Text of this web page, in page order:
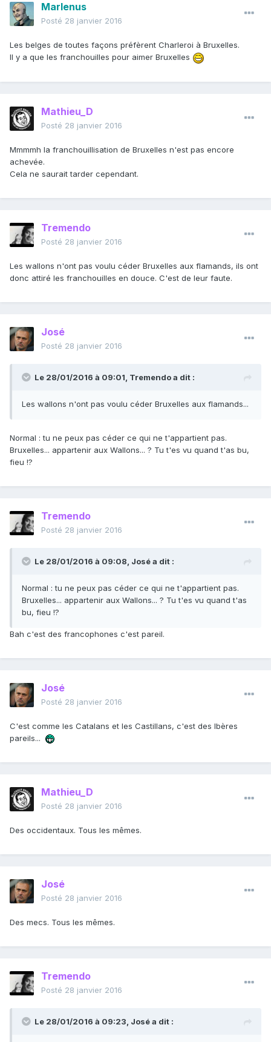
Marlenus
Posté 28 janvier 2016
Les belges de toutes façons préfèrent Charleroi à Bruxelles.
Il y a que les franchouilles pour aimer Bruxelles
Mathieu_D
Posté 28 janvier 2016
Mmmmh la franchouillisation de Bruxelles n'est pas encore
achevée.
Cela ne saurait tarder cependant.
Tremendo
Posté 28 janvier 2016
Les wallons n'ont pas voulu céder Bruxelles aux flamands, ils ont
donc attiré les franchouilles en douce. C'est de leur faute.
José
Posté 28 janvier 2016
Le 28/01/2016 à 09:01, Tremendo a dit :
Les wallons n'ont pas voulu céder Bruxelles aux flamands...
Normal : tu ne peux pas céder ce qui ne t'appartient pas.
Bruxelles... appartenir aux Wallons... ? Tu t'es vu quand t'as bu,
fieu !?
Tremendo
Posté 28 janvier 2016
Le 28/01/2016 à 09:08, José a dit :
Normal : tu ne peux pas céder ce qui ne t'appartient pas.
Bruxelles... appartenir aux Wallons... ? Tu t'es vu quand t'as
bu, fieu !?
Bah c'est des francophones c'est pareil.
José
Posté 28 janvier 2016
C'est comme les Catalans et les Castillans, c'est des Ibères
pareils...
Mathieu_D
Posté 28 janvier 2016
Des occidentaux. Tous les mêmes.
José
Posté 28 janvier 2016
Des mecs. Tous les mêmes.
Tremendo
Posté 28 janvier 2016
Le 28/01/2016 à 09:23, José a dit :